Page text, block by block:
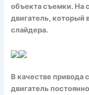
объекта съемки.
двигатель, который
слайдера.
В качестве привода
двигатель